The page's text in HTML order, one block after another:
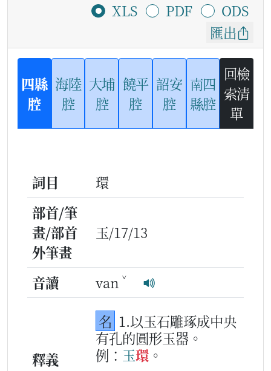
XLS
PDF
ODS
匯出
四縣
腔
海陸
腔
大埔
腔
饒平
腔
詔安
腔
南四
縣腔
回檢
索清
單
詞目
環
部首/筆
畫/部首
外筆畫
玉/17/13
音讀 van ˇ
釋義
名 1.以玉石雕琢成中央
有孔的圓形玉器。
例： 玉環 。